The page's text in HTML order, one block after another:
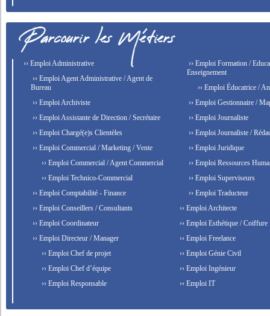
›› Emploi Administrative
›› Emploi Agent Administrative / Agent de
Bureau
›› Emploi Archiviste
›› Emploi Assistante de Direction / Secrétaire
›› Emploi Chargé(e)s Clientèles
›› Emploi Commercial / Marketing / Vente
›› Emploi Commercial / Agent Commercial
›› Emploi Technico-Commercial
›› Emploi Comptabilité - Finance
›› Emploi Conseillers / Consultants
›› Emploi Coordinateur
›› Emploi Directeur / Manager
›› Emploi Chef de projet
›› Emploi Chef d’équipe
›› Emploi Responsable
›› Emploi Formation /
Enseignement
›› Emploi Éducatrice /
›› Emploi Gestionnaire /
›› Emploi Journaliste
›› Emploi Journaliste /
›› Emploi Juridique
›› Emploi Ressources
›› Emploi Superviseurs
›› Emploi Traducteur
›› Emploi Architecte
›› Emploi Esthétique / Coiffure
›› Emploi Freelance
›› Emploi Génie Civil
›› Emploi Ingénieur
›› Emploi IT